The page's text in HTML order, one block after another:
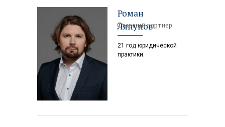
Роман
Ляпунов
Старший партнер
21 год юридической
практики.